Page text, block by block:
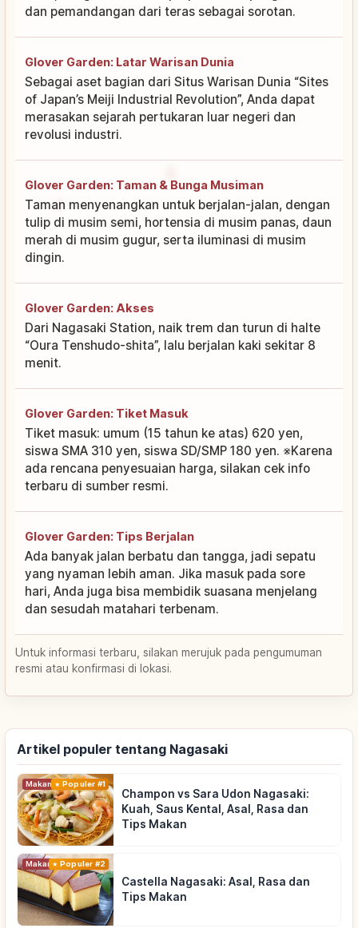
dan pemandangan dari teras sebagai sorotan.
Glover Garden: Latar Warisan Dunia
Sebagai aset bagian dari Situs Warisan Dunia “Sites
of Japan’s Meiji Industrial Revolution”, Anda dapat
merasakan sejarah pertukaran luar negeri dan
revolusi industri.
Glover Garden: Taman & Bunga Musiman
Taman menyenangkan untuk berjalan-jalan, dengan
tulip di musim semi, hortensia di musim panas, daun
merah di musim gugur, serta iluminasi di musim
dingin.
Glover Garden: Akses
Dari Nagasaki Station, naik trem dan turun di halte
“Oura Tenshudo-shita”, lalu berjalan kaki sekitar 8
menit.
Glover Garden: Tiket Masuk
Tiket masuk: umum (15 tahun ke atas) 620 yen,
siswa SMA 310 yen, siswa SD/SMP 180 yen. ※Karena
ada rencana penyesuaian harga, silakan cek info
terbaru di sumber resmi.
Glover Garden: Tips Berjalan
Ada banyak jalan berbatu dan tangga, jadi sepatu
yang nyaman lebih aman. Jika masuk pada sore
hari, Anda juga bisa membidik suasana menjelang
dan sesudah matahari terbenam.
Untuk informasi terbaru, silakan merujuk pada pengumuman
resmi atau konfirmasi di lokasi.
Artikel populer tentang Nagasaki
Makanan Populer #1
Champon vs Sara Udon Nagasaki:
Kuah, Saus Kental, Asal, Rasa dan
Tips Makan
MakananPopuler #2
Castella Nagasaki: Asal, Rasa dan
Tips Makan